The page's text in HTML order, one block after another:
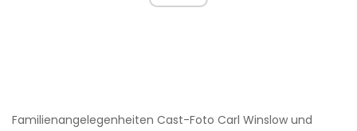
Familienangelegenheiten Cast-Foto Carl Winslow und